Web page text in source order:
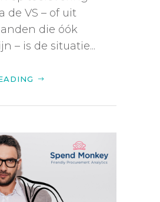
de VS – of uit
die óók
– is de situatie...